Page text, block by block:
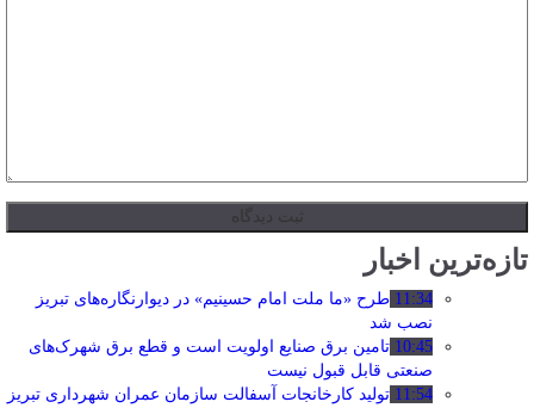
تازه‌ترین اخبار
11:34 طرح «ما ملت امام حسینیم» در دیوارنگاره‌های تبریز
نصب شد
10:45 تامین برق صنایع اولویت است و قطع برق شهرک‌های
صنعتی قابل قبول نیست
11:54 تولید کارخانجات آسفالت سازمان عمران شهرداری تبریز